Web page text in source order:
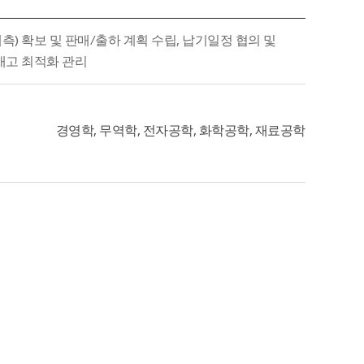
) 확보 및 판매/출하 계획 수립, 납기일정 협의 및
고 최적화 관리
경영학, 무역학, 전자공학, 화학공학, 재료공학